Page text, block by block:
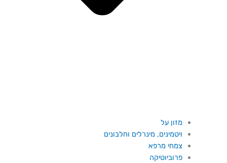
מזון על
ויטמינים, מינרלים וחלבונים
צמחי מרפא
פרוביוטיקה